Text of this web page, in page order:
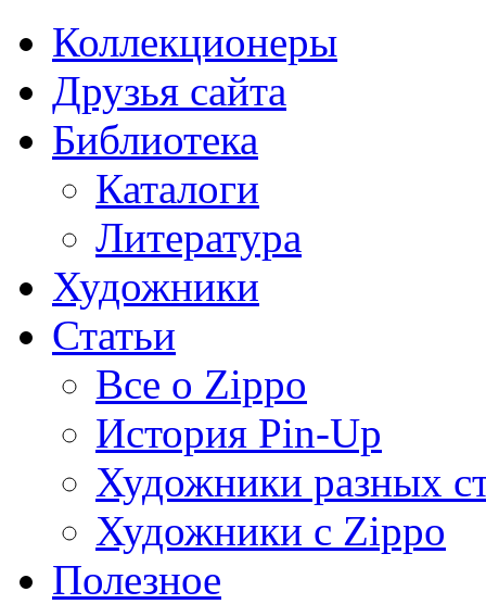
Коллекционеры
Друзья сайта
Библиотека
Каталоги
Литература
Художники
Статьи
Все о Zippo
История Pin-Up
Художники разных
Художники с Zippo
Полезное